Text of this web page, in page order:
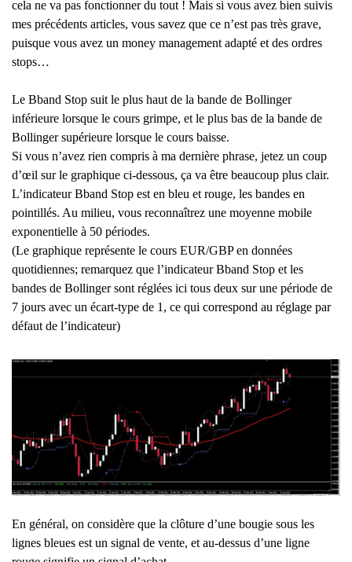
cela ne va pas fonctionner du tout ! Mais si vous avez bien suivis
mes précédents articles, vous savez que ce n’est pas très grave,
puisque vous avez un money management adapté et des ordres
stops…
Le Bband Stop suit le plus haut de la bande de Bollinger
inférieure lorsque le cours grimpe, et le plus bas de la bande de
Bollinger supérieure lorsque le cours baisse.
Si vous n’avez rien compris à ma dernière phrase, jetez un coup
d’œil sur le graphique ci-dessous, ça va être beaucoup plus clair.
L’indicateur Bband Stop est en bleu et rouge, les bandes en
pointillés. Au milieu, vous reconnaîtrez une moyenne mobile
exponentielle à 50 périodes.
(Le graphique représente le cours EUR/GBP en données
quotidiennes; remarquez que l’indicateur Bband Stop et les
bandes de Bollinger sont réglées ici tous deux sur une période de
7 jours avec un écart-type de 1, ce qui correspond au réglage par
défaut de l’indicateur)
En général, on considère que la clôture d’une bougie sous les
lignes bleues est un signal de vente, et au-dessus d’une ligne